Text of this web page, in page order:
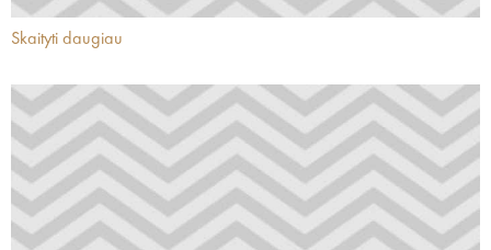
Skaityti daugiau